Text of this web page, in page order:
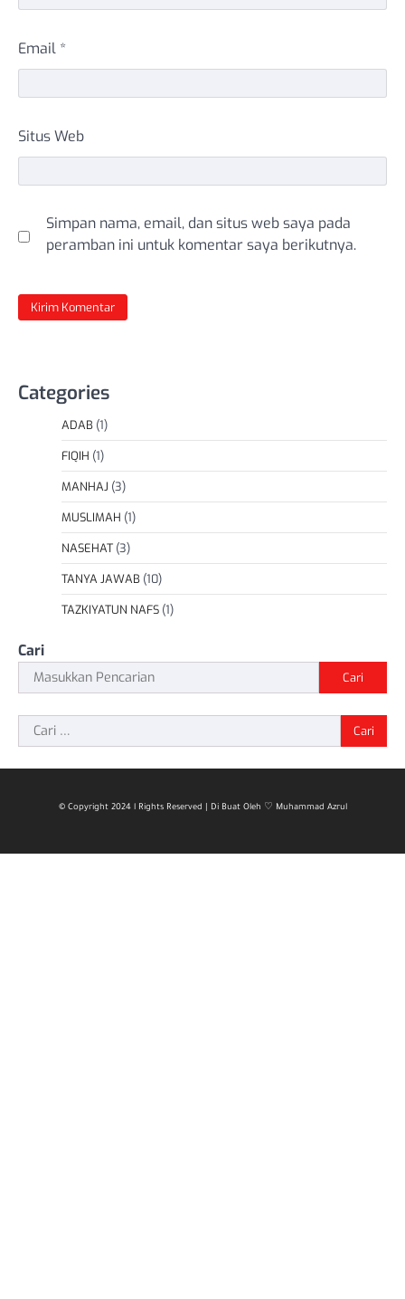
Email *
Situs Web
Simpan nama, email, dan situs web saya pada
peramban ini untuk komentar saya berikutnya.
Categories
ADAB (1)
FIQIH (1)
MANHAJ (3)
MUSLIMAH (1)
NASEHAT (3)
TANYA JAWAB (10)
TAZKIYATUN NAFS (1)
Cari
Cari
Cari
untuk:
© Copyright 2024 l Rights Reserved | Di Buat Oleh ♡ Muhammad Azrul